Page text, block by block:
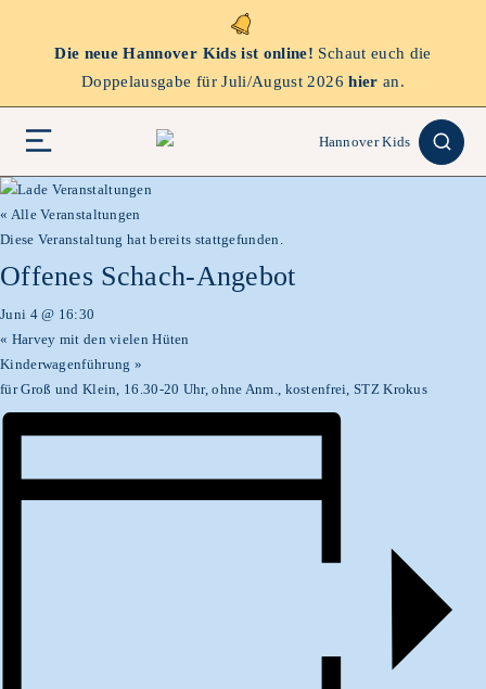
Die neue Hannover Kids ist online! Schaut euch die
Doppelausgabe für Juli/August 2026hier an.
« Alle Veranstaltungen
Diese Veranstaltung hat bereits stattgefunden.
Offenes Schach-Angebot
Juni 4 @ 16:30
« Harvey mit den vielen Hüten
Kinderwagenführung »
für Groß und Klein, 16.30-20 Uhr, ohne Anm., kostenfrei, STZ Krokus